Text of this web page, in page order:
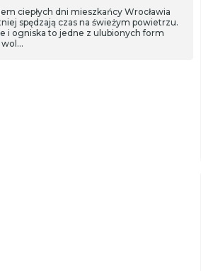
ciepłych dni mieszkańcy Wrocławia
spędzają czas na świeżym powietrzu.
i ogniska to jedne z ulubionych form
wol…